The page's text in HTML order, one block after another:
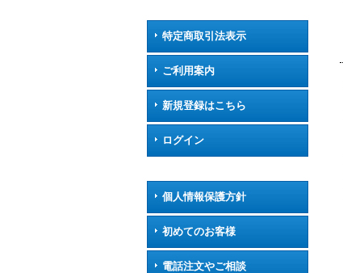
特定商取引法表示
ご利用案内
新規登録はこちら
ログイン
個人情報保護方針
初めてのお客様
電話注文やご相談